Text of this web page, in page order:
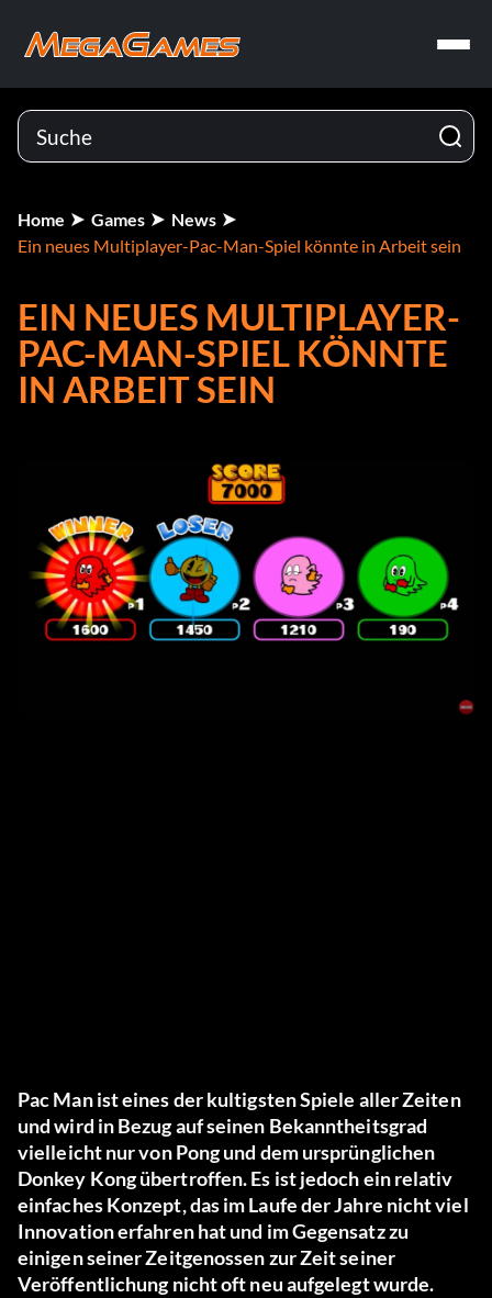
Home Games
News
Ein neues Multiplayer-Pac-Man-Spiel könnte in Arbeit sein
EIN NEUES MULTIPLAYER-
PAC-MAN-SPIEL KÖNNTE
IN ARBEIT SEIN
Pac Man ist eines der kultigsten Spiele aller Zeiten
und wird in Bezug auf seinen Bekanntheitsgrad
vielleicht nur von Pong und dem ursprünglichen
Donkey Kong übertroffen. Es ist jedoch ein relativ
einfaches Konzept, das im Laufe der Jahre nicht viel
Innovation erfahren hat und im Gegensatz zu
einigen seiner Zeitgenossen zur Zeit seiner
Veröffentlichung nicht oft neu aufgelegt wurde.